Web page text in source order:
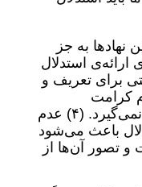
به جز
ارائه‌ی استدلال
برای تعریف و
کرامت
(Dignity) تبیین فلسفی صورت نمی‌گیرد. (۴) عدم
باعث می‌شود
تصور آن‌ها از